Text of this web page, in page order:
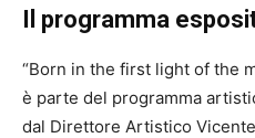
Il programma
“Born in the first light of the
è parte del programma
dal Direttore Artistico